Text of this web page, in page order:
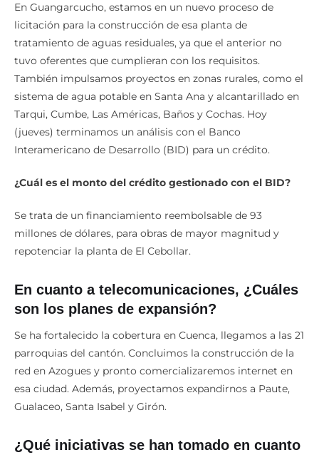
En Guangarcucho, estamos en un nuevo proceso de
licitación para la construcción de esa planta de
tratamiento de aguas residuales, ya que el anterior no
tuvo oferentes que cumplieran con los requisitos.
También impulsamos proyectos en zonas rurales, como el
sistema de agua potable en Santa Ana y alcantarillado en
Tarqui, Cumbe, Las Américas, Baños y Cochas. Hoy
(jueves) terminamos un análisis con el Banco
Interamericano de Desarrollo (BID) para un crédito.
¿Cuál es el monto del crédito gestionado con el BID?
Se trata de un financiamiento reembolsable de 93
millones de dólares, para obras de mayor magnitud y
repotenciar la planta de El Cebollar.
En cuanto a telecomunicaciones, ¿Cuáles
son los planes de expansión?
Se ha fortalecido la cobertura en Cuenca, llegamos a las 21
parroquias del cantón. Concluimos la construcción de la
red en Azogues y pronto comercializaremos internet en
esa ciudad. Además, proyectamos expandirnos a Paute,
Gualaceo, Santa Isabel y Girón.
¿Qué iniciativas se han tomado en cuanto